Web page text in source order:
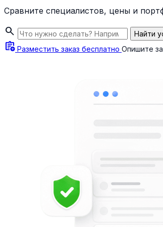
Сравните специалистов, цены и
search Найти
assignment_add Разместить заказ бесплатно Опишите